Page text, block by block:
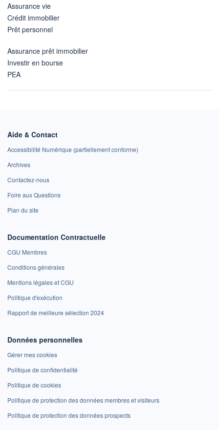
Assurance vie
Crédit immobilier
Prêt personnel
Assurance prêt immobilier
Investir en bourse
PEA
Aide & Contact
Accessibilité Numérique (partiellement conforme)
Archives
Contactez-nous
Foire aux Questions
Plan du site
Documentation Contractuelle
CGU Membres
Conditions générales
Mentions légales et CGU
Politique d'exécution
Rapport de meilleure sélection 2024
Données personnelles
Gérer mes cookies
Politique de confidentialité
Politique de cookies
Politique de protection des données membres et visiteurs
Politique de protection des données prospects